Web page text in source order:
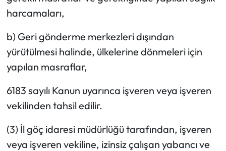
harcamaları,
b) Geri gönderme merkezleri dışından
yürütülmesi halinde, ülkelerine dönmeleri için
yapılan masraflar,
6183 sayılı Kanun uyarınca işveren veya işveren
vekilinden tahsil edilir.
(3) İl göç idaresi müdürlüğü tarafından, işveren
veya işveren vekiline, izinsiz çalışan yabancı ve